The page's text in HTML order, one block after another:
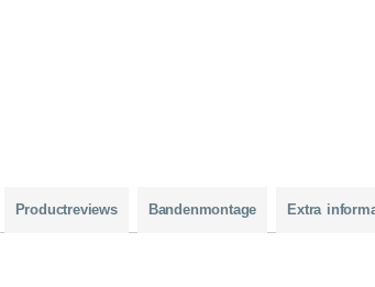
Productreviews Bandenmontage Extra